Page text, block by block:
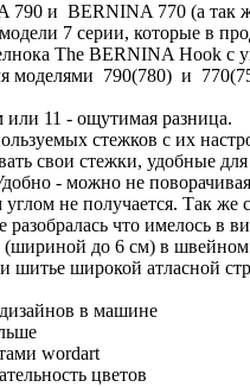
790 и BERNINA 770 (а
7 серии, которые в
The BERNINA Hook с
моделями 790(780) и
11 - ощутимая разница.
стежков с их
свои стежки, удобные
- можно не
не получается. Так
что имелось в
до 6 см) в швейном
шитье широкой атласной
в машине
wordart
цветов